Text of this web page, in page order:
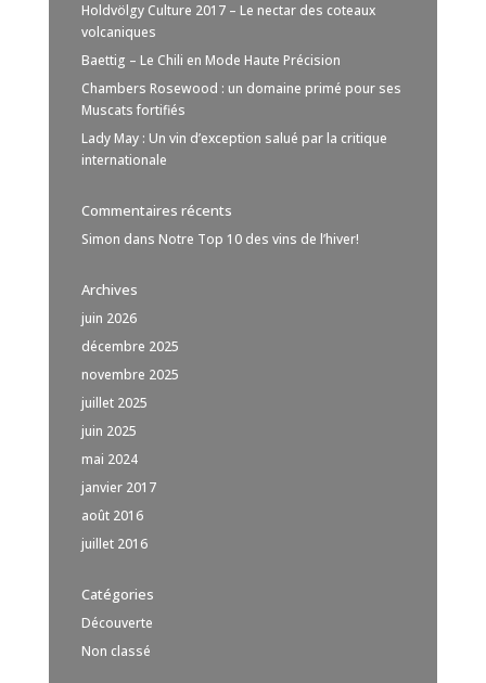
Holdvölgy Culture 2017 – Le nectar des coteaux
volcaniques
Baettig – Le Chili en Mode Haute Précision
Chambers Rosewood : un domaine primé pour ses
Muscats fortifiés
Lady May : Un vin d’exception salué par la critique
internationale
Commentaires récents
Simon dans Notre Top 10 des vins de l’hiver!
Archives
juin 2026
décembre 2025
novembre 2025
juillet 2025
juin 2025
mai 2024
janvier 2017
août 2016
juillet 2016
Catégories
Découverte
Non classé